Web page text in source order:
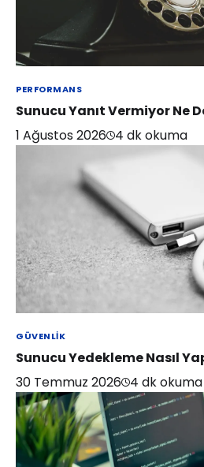
PERFORMANS
Sunucu Yanıt Vermiyor Ne
1 Ağustos 2026 4 dk okuma
GÜVENLIK
Sunucu Yedekleme Nasıl
30 Temmuz 2026 4 dk okuma